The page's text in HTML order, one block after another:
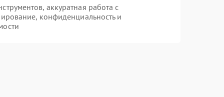
аккуратная работа с
конфиденциальность и